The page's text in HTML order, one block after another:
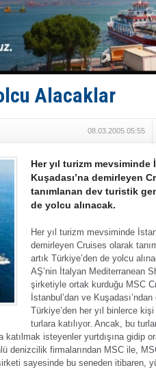
Türkiye-Irak enerji
Türk Armatöre
Deniz turizminde
DÖDER, 28. Dönem
Fairline, Türkiye’de
Baltık Denizi'nde
Runit kubbesi
Limana dadandılar,
Alacaklar
08.03.2005 05:55
Her yıl turizm mevsiminde
Kuşadası’na demirleyen
tanımlanan dev turistik
de yolcu alınacak.
Her yıl turizm mevsiminde
demirleyen Cruises olarak
artık Türkiye’den de yolcu
AŞ’nin İtalyan Mediterranean
şirketiyle ortak kurduğu MSC
İstanbul’dan ve
Türkiye’den her yıl binlerce
turlara katılıyor. Ancak, bu
isteyenler yurtdışına gidip
denizcilik firmalarından MSC ile,
sayesinde bu seneden itibaren,